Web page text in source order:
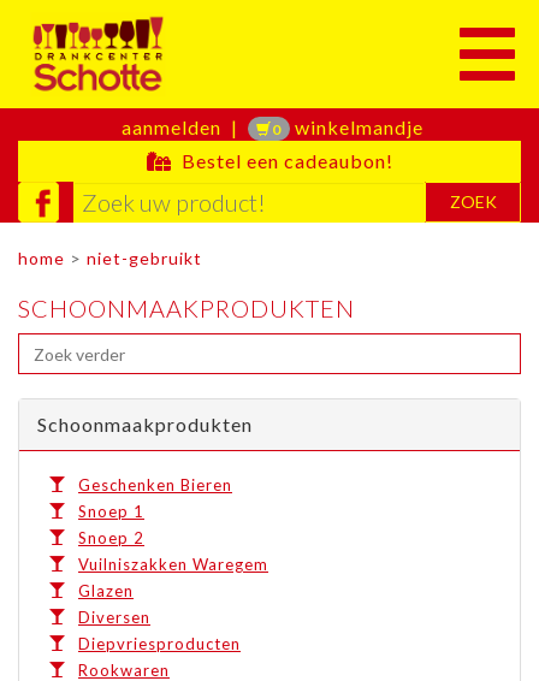
aanmelden | 0 winkelmandje
Bestel een cadeaubon!
ZOEK
home > niet-gebruikt
SCHOONMAAKPRODUKTEN
Schoonmaakprodukten
Geschenken Bieren
Snoep 1
Snoep 2
Vuilniszakken Waregem
Glazen
Diversen
Diepvriesproducten
Rookwaren